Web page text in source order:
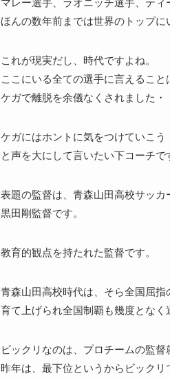
マレー選手、ラオニッチ選手、テ
ほんの数年前までは世界のトップに
これが現実だし、時代ですよね。
ここにいる全ての選手に言えること
ケガで離脱を余儀なくされました・
ケガにはホントに気をつけていこう
と声を大にして言いたい下コーチで
表題の監督は、青森山田高校サッ
黒田剛監督です。
教育的観点を持たれた監督です。
青森山田高校時代は、そら全国屈指
育て上げられ全国制覇も幾度となく
ビックリなのは、プロチームの監督
昨年は、最下位というからビックリ